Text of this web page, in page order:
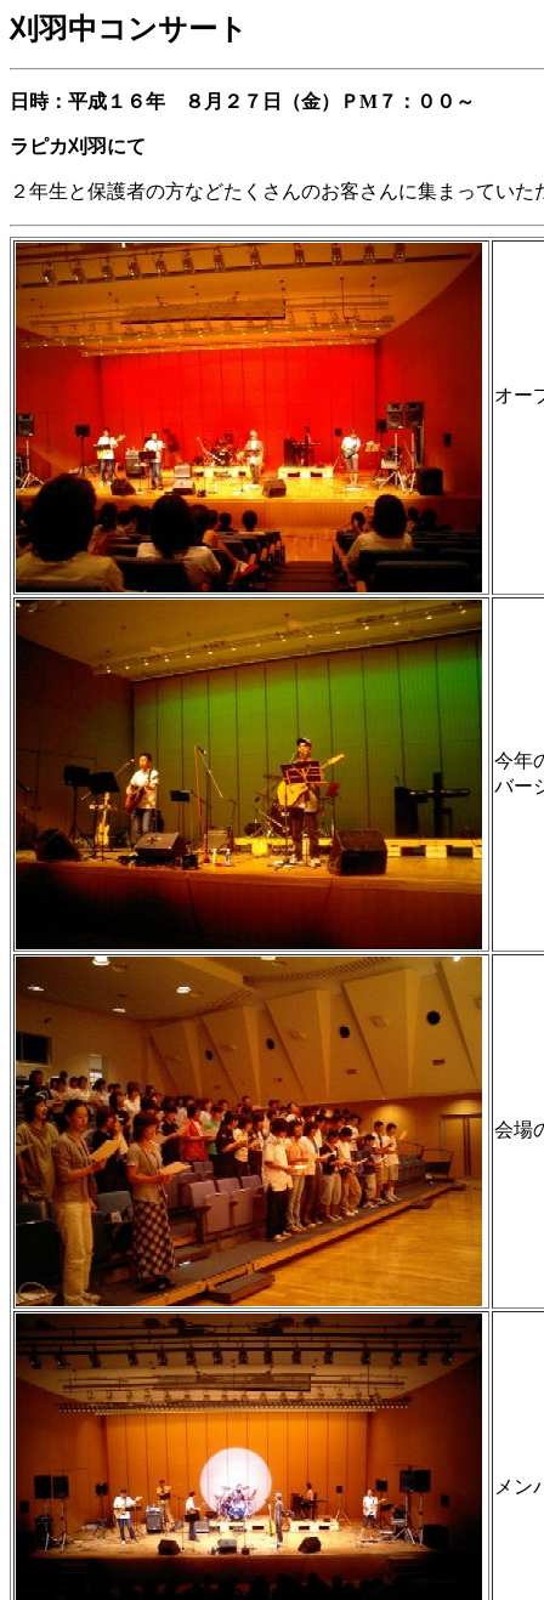
刈羽中コンサート
日時：平成１６年 ８月２７日（金）ＰM７：００～
ラピカ刈羽にて
２年生と保護者の方などたくさんのお客さんに集まっていた
オー
今年
バー
会場
メン